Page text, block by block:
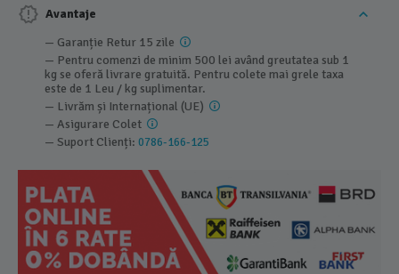
Avantaje
— Garanție Retur 15 zile
— Pentru comenzi de minim 500 lei având greutatea sub 1
kg se oferă livrare gratuită. Pentru colete mai grele taxa
este de 1 Leu / kg suplimentar.
— Livrăm și Internațional (UE)
— Asigurare Colet
— Suport Clienți:0786-166-125